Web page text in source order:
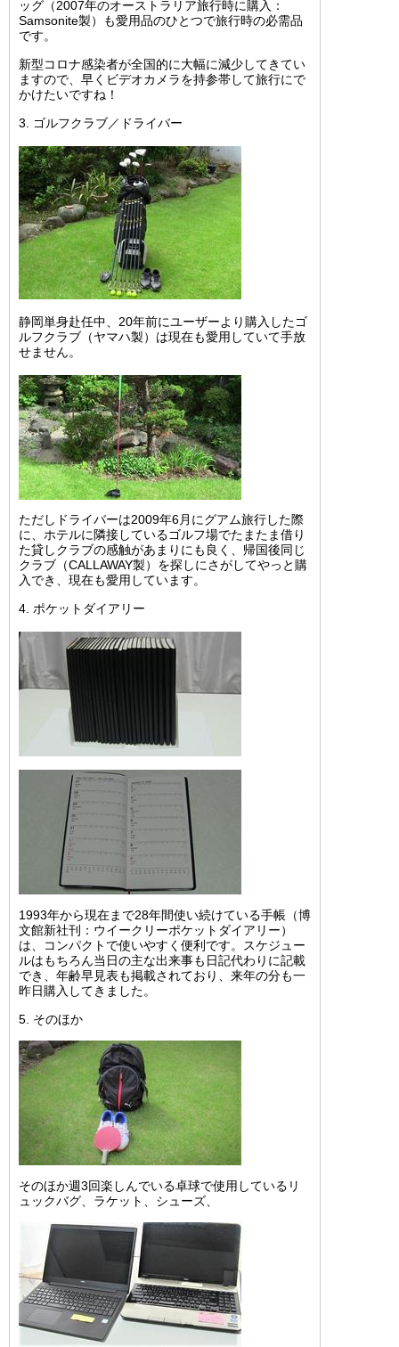
ッグ（2007年のオーストラリア旅行時に購入：
Samsonite製）も愛用品のひとつで旅行時の必需品
です。
新型コロナ感染者が全国的に大幅に減少してきてい
ますので、早くビデオカメラを持参帯して旅行にで
かけたいですね！
3. ゴルフクラブ／ドライバー
静岡単身赴任中、20年前にユーザーより購入したゴ
ルフクラブ（ヤマハ製）は現在も愛用していて手放
せません。
ただしドライバーは2009年6月にグアム旅行した際
に、ホテルに隣接しているゴルフ場でたまたま借り
た貸しクラブの感触があまりにも良く、帰国後同じ
クラブ（CALLAWAY製）を探しにさがしてやっと購
入でき、現在も愛用しています。
4. ポケットダイアリー
1993年から現在まで28年間使い続けている手帳（博
文館新社刊：ウイークリーポケットダイアリー）
は、コンパクトで使いやすく便利です。スケジュー
ルはもちろん当日の主な出来事も日記代わりに記載
でき、年齢早見表も掲載されており、来年の分も一
昨日購入してきました。
5. そのほか
そのほか週3回楽しんでいる卓球で使用しているリ
ュックバグ、ラケット、シューズ、